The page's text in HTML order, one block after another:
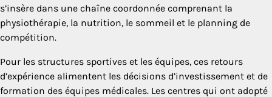
s’insère dans une chaîne coordonnée comprenant la
physiothérapie, la nutrition, le sommeil et le planning de
compétition.
Pour les structures sportives et les équipes, ces retours
d’expérience alimentent les décisions d’investissement et de
formation des équipes médicales. Les centres qui ont adopté